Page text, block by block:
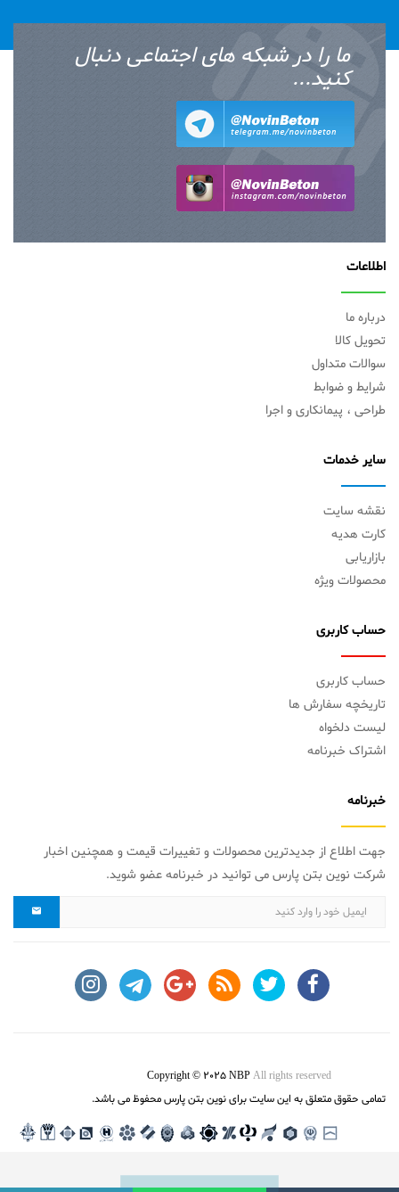
ما را در شبکه های اجتماعی دنبال
کنید...
اطلاعات
درباره ما
تحویل کالا
سوالات متداول
شرایط و ضوابط
طراحی ، پیمانکاری و اجرا
سایر خدمات
نقشه سایت
کارت هدیه
بازاریابی
محصولات ویژه
حساب کاربری
حساب کاربری
تاریخچه سفارش ها
لیست دلخواه
اشتراک خبرنامه
خبرنامه
جهت اطلاع از جدیدترین محصولات و تغییرات قیمت و همچنین اخبار
شرکت نوین بتن پارس می توانید در خبرنامه عضو شوید.
Copyright © 2025 NBPAll rights reserved
تمامی حقوق متعلق به این سایت برای نوین بتن پارس محفوظ می باشد.